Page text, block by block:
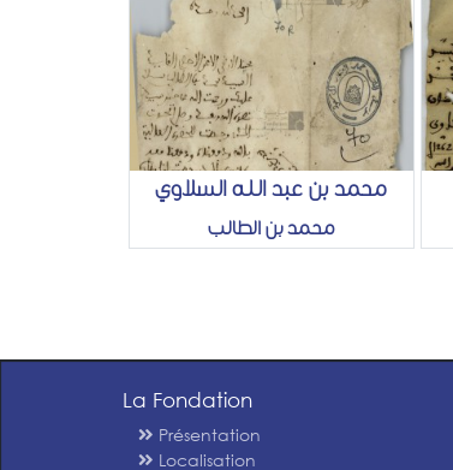
محمد بن عبد الله السلاوي
محمد بن الطالب
La Fondation
Présentation
Localisation